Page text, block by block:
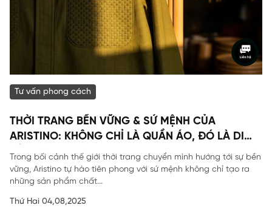
Tư vấn phong cách
THỜI TRANG BỀN VỮNG & SỨ MỆNH CỦA
ARISTINO: KHÔNG CHỈ LÀ QUẦN ÁO, ĐÓ LÀ DI
SẢN
Trong bối cảnh thế giới thời trang chuyển mình hướng tới sự bền
vững, Aristino tự hào tiên phong với sứ mệnh không chỉ tạo ra
những sản phẩm chất...
Thứ Hai 04,08,2025